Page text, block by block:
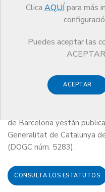
Clica AQUÍ para más
Puedes aceptar las
ACEPTAR
Los estatutos del Colegio
de Barcelona yestán
Generalitat de Catalunya
(DOGC núm. 5283).
CONSULTA LOS ESTATUTOS